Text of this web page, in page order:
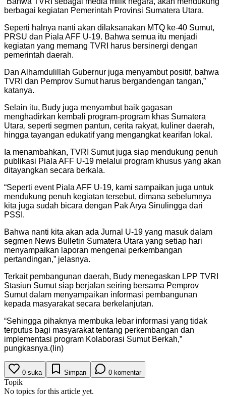
berbagai kegiatan Pemerintah Provinsi Sumatera Utara.
Seperti halnya nanti akan dilaksanakan MTQ ke-40 Sumut,
PRSU dan Piala AFF U-19. Bahwa semua itu menjadi
kegiatan yang memang TVRI harus bersinergi dengan
pemerintah daerah.
Dan Alhamdulillah Gubernur juga menyambut positif, bahwa
TVRI dan Pemprov Sumut harus bergandengan tangan,”
katanya.
Selain itu, Budy juga menyambut baik gagasan
menghadirkan kembali program-program khas Sumatera
Utara, seperti segmen pantun, cerita rakyat, kuliner daerah,
hingga tayangan edukatif yang mengangkat kearifan lokal.
Ia menambahkan, TVRI Sumut juga siap mendukung penuh
publikasi Piala AFF U-19 melalui program khusus yang akan
ditayangkan secara berkala.
“Seperti event Piala AFF U-19, kami sampaikan juga untuk
mendukung penuh kegiatan tersebut, dimana sebelumnya
kita juga sudah bicara dengan Pak Arya Sinulingga dari
PSSI.
Bahwa nanti kita akan ada Jurnal U-19 yang masuk dalam
segmen News Bulletin Sumatera Utara yang setiap hari
menyampaikan laporan mengenai perkembangan
pertandingan,” jelasnya.
Terkait pembangunan daerah, Budy menegaskan LPP TVRI
Stasiun Sumut siap berjalan seiring bersama Pemprov
Sumut dalam menyampaikan informasi pembangunan
kepada masyarakat secara berkelanjutan.
“Sehingga pihaknya membuka lebar informasi yang tidak
terputus bagi masyarakat tentang perkembangan dan
implementasi program Kolaborasi Sumut Berkah,”
pungkasnya.(lin)
0 suka Simpan 0 komentar
Topik
No topics for this article yet.